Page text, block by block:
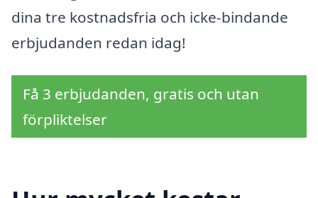
dina tre kostnadsfria och icke-bindande
erbjudanden redan idag!
Få 3 erbjudanden, gratis och utan
förpliktelser